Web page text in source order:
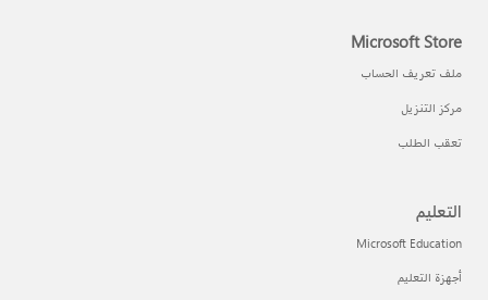
Microsoft Store
ملف تعريف الحساب
مركز التنزيل
تعقب الطلب
التعليم
Microsoft Education
أجهزة التعليم